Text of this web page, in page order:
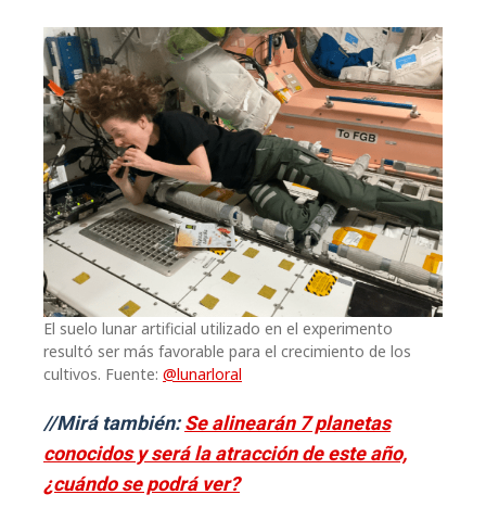
El suelo lunar artificial utilizado en el experimento
resultó ser más favorable para el crecimiento de los
cultivos. Fuente: @lunarloral
//Mirá también:Se alinearán 7 planetas
conocidos y será la atracción de este año,
¿cuándo se podrá ver?